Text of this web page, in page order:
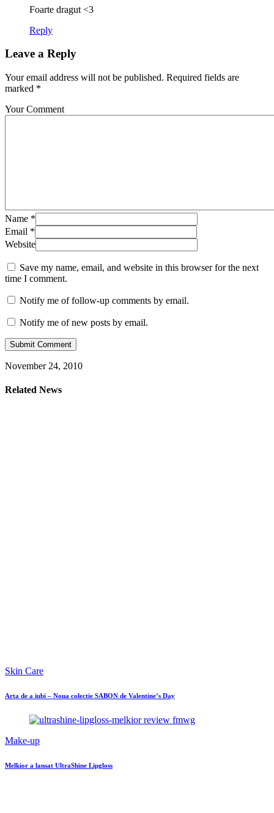
Foarte dragut <3
Reply
Leave a Reply
Your email address will not be published. Required fields are
marked *
Your Comment
Name *
Email *
Website
Save my name, email, and website in this browser for the next
time I comment.
Notify me of follow-up comments by email.
Notify me of new posts by email.
November 24, 2010
Related News